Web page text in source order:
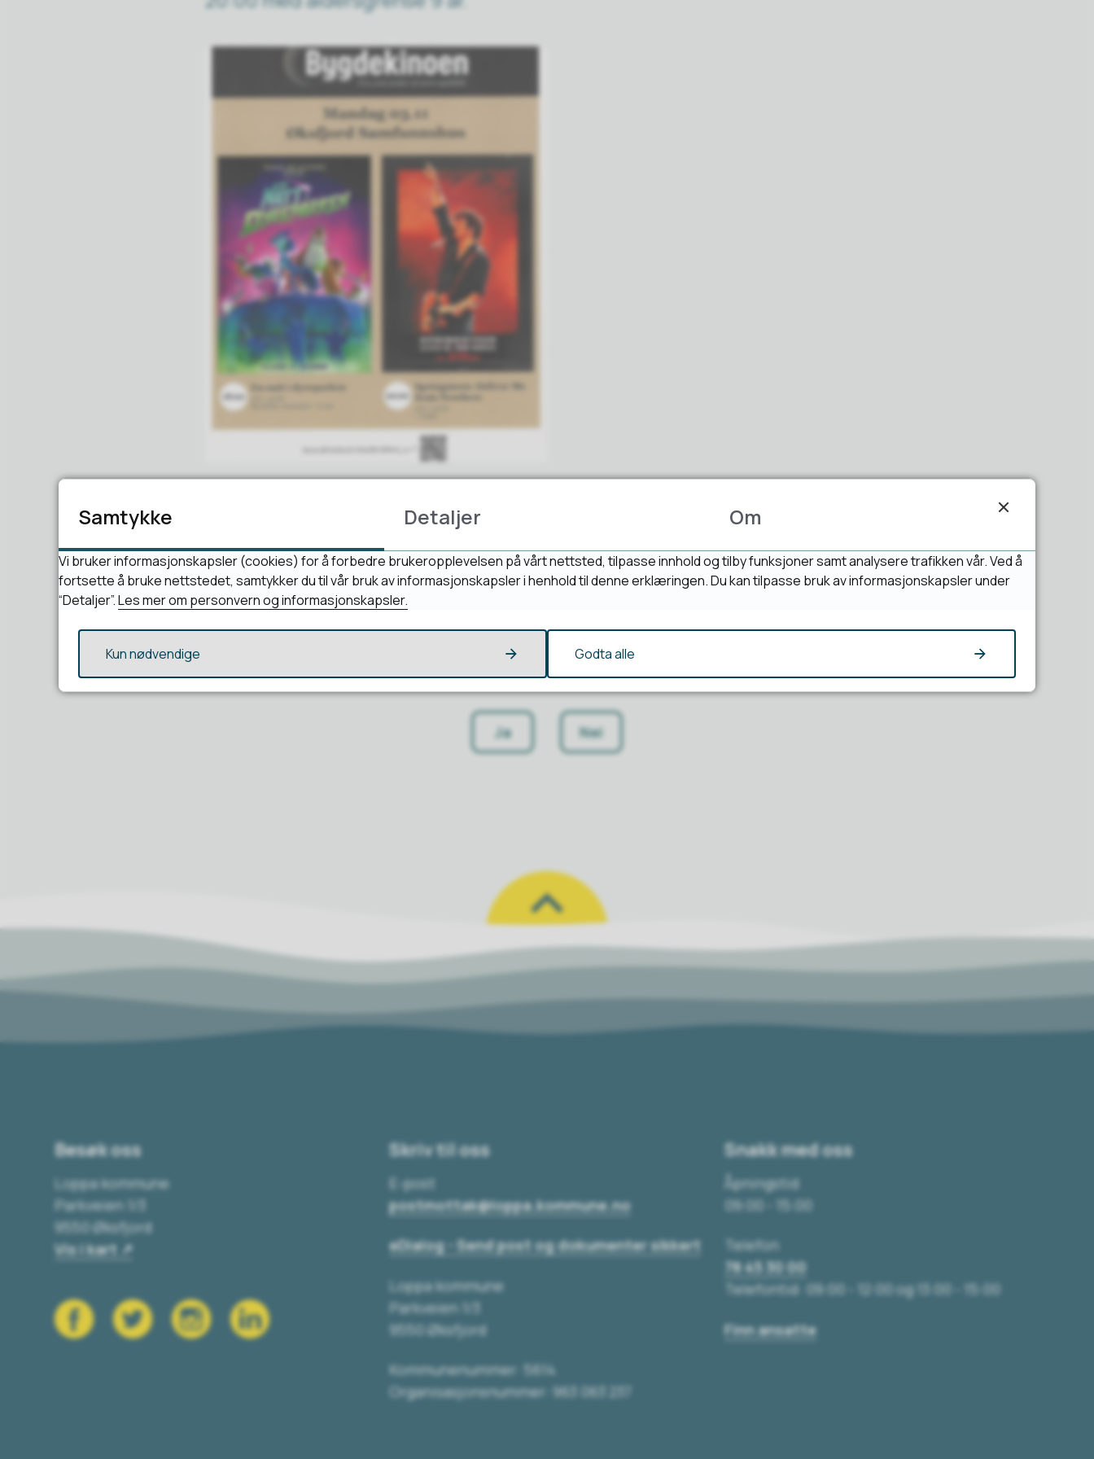
Fant du det du lette etter?
Ja Nei
Besøk oss
Loppa kommune
Parkveien 1/3
9550 Øksfjord
Vis i kart
Skriv til oss
E-post
postmottak@loppa.kommune.no
eDialog - Send post og dokumenter sikkert
Loppa kommune
Parkveien 1/3
9550 Øksfjord
Kommunenummer: 5614
Organisasjonsnummer: 963 063 237
Snakk med oss
Åpningstid
09:00 - 15:00
Telefon
78 45 30 00
Telefontid: 09:00 - 12:00 og 13:00 - 15:00
Finn ansatte
Samtykke Detaljer Om
Vi bruker informasjonskapsler (cookies) for å forbedre brukeropplevelsen på vårt nettsted, tilpasse innhold og tilby funksjoner samt analysere trafikken vår. Ved å
fortsette å bruke nettstedet, samtykker du til vår bruk av informasjonskapsler i henhold til denne erklæringen. Du kan tilpasse bruk av informasjonskapsler under
“Detaljer”.Les mer om personvern og informasjonskapsler.
Kun nødvendige Godta alle